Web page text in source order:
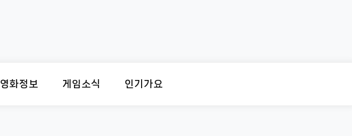
영화정보 게임소식 인기가요